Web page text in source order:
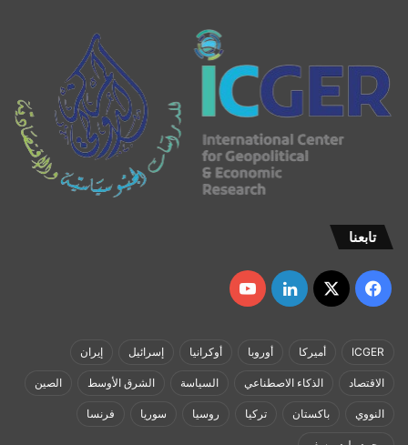
تابعنا
فيسبوك
‫X لينكدإن ‫YouTube
ICGER أميركا أوروبا أوكرانيا إسرائيل إيران
الاقتصاد الذكاء الاصطناعي السياسة الشرق الأوسط الصين
النووي باكستان تركيا روسيا سوريا فرنسا